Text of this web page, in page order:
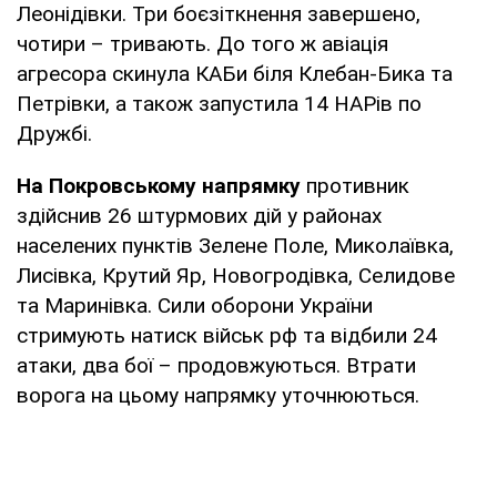
Леонідівки. Три боєзіткнення завершено,
чотири – тривають. До того ж авіація
агресора скинула КАБи біля Клебан-Бика та
Петрівки, а також запустила 14 НАРів по
Дружбі.
На Покровському напрямку противник
здійснив 26 штурмових дій у районах
населених пунктів Зелене Поле, Миколаївка,
Лисівка, Крутий Яр, Новогродівка, Селидове
та Маринівка. Сили оборони України
стримують натиск військ рф та відбили 24
атаки, два бої – продовжуються. Втрати
ворога на цьому напрямку уточнюються.